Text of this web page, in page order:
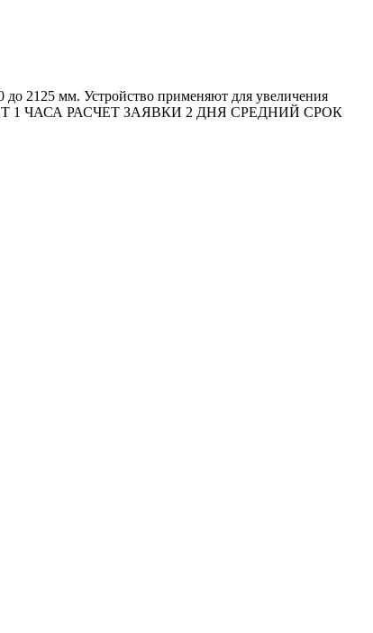
2125 мм. Устройство применяют для увеличения
ОТ 1 ЧАСА РАСЧЕТ ЗАЯВКИ 2 ДНЯ СРЕДНИЙ СРОК